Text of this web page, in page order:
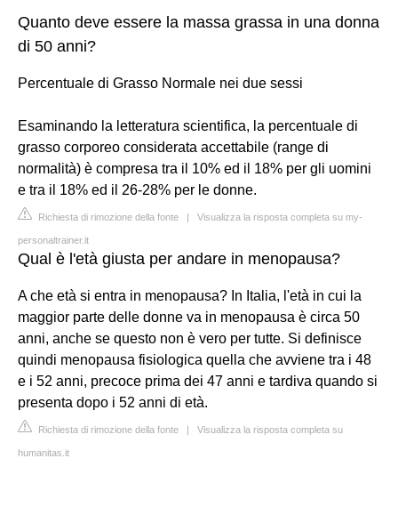
Quanto deve essere la massa grassa in una donna
di 50 anni?
Percentuale di Grasso Normale nei due sessi
Esaminando la letteratura scientifica, la percentuale di
grasso corporeo considerata accettabile (range di
normalità) è compresa tra il 10% ed il 18% per gli uomini
e tra il 18% ed il 26-28% per le donne.
Richiesta di rimozione della fonte | Visualizza la risposta completa su my-
personaltrainer.it
Qual è l'età giusta per andare in menopausa?
A che età si entra in menopausa? In Italia, l'età in cui la
maggior parte delle donne va in menopausa è circa 50
anni, anche se questo non è vero per tutte. Si definisce
quindi menopausa fisiologica quella che avviene tra i 48
e i 52 anni, precoce prima dei 47 anni e tardiva quando si
presenta dopo i 52 anni di età.
Richiesta di rimozione della fonte | Visualizza la risposta completa su
humanitas.it